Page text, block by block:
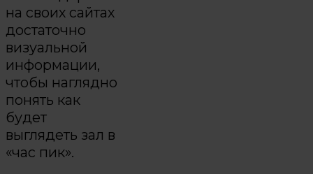
на своих сайтах
достаточно
визуальной
информации,
чтобы наглядно
понять как
будет
выглядеть зал в
«час пик».